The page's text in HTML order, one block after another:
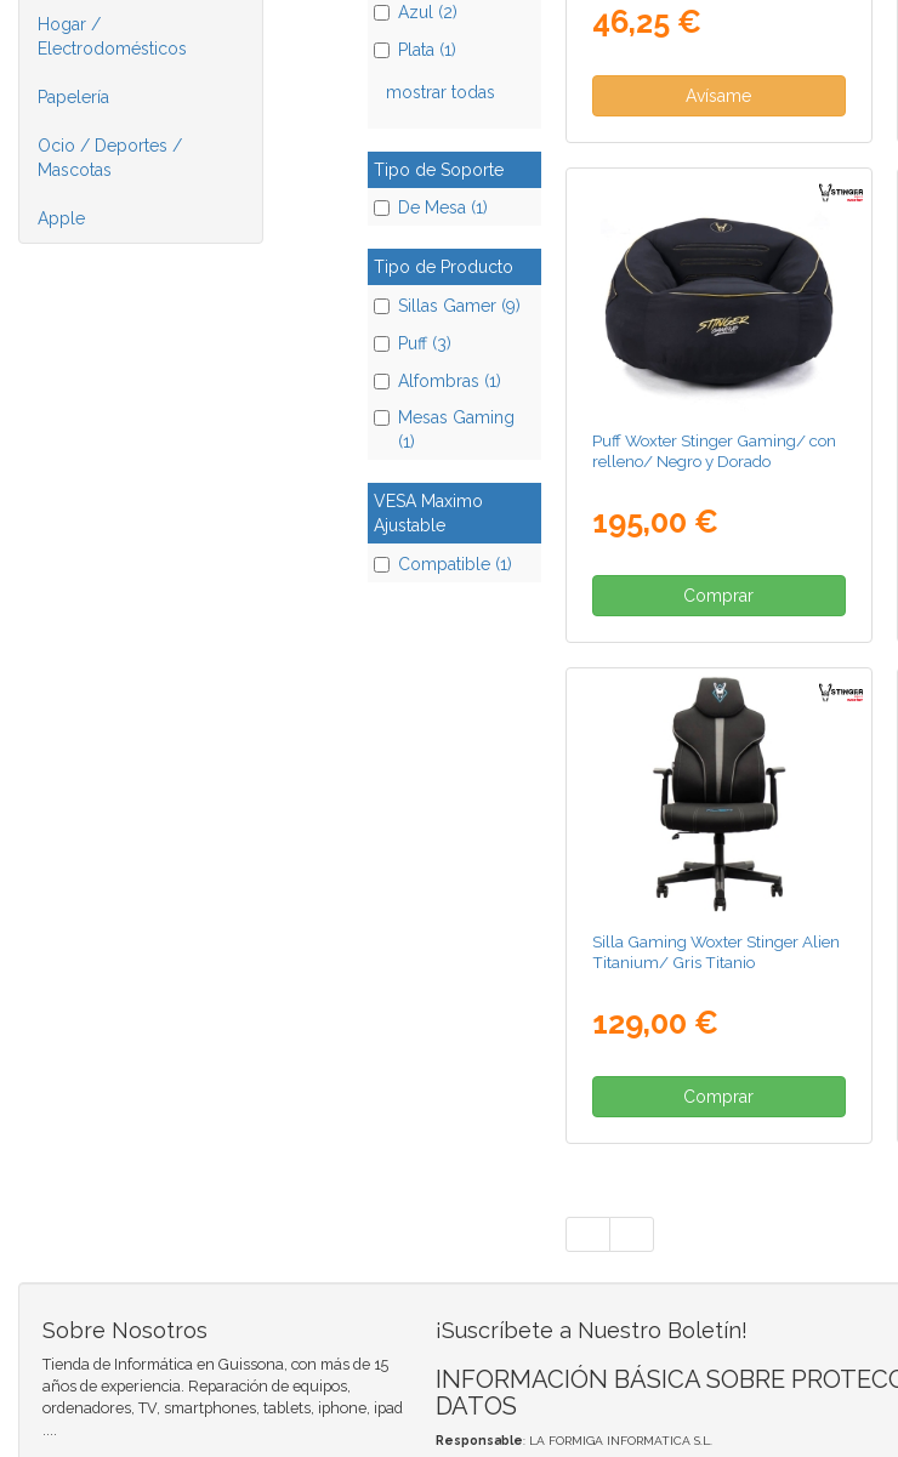
Hogar /
Electrodomésticos
Papelería
Ocio / Deportes /
Mascotas
Apple
Azul (2)
Plata (1)
mostrar todas
Tipo de Soporte
De Mesa (1)
Tipo de Producto
Sillas Gamer (9)
Puff (3)
Alfombras (1)
Mesas Gaming
(1)
VESA Maximo
Ajustable
Compatible (1)
46,25 €
Avísame
Puff Woxter Stinger Gaming/ con
relleno/ Negro y Dorado
195,00 €
Comprar
Silla Gaming Woxter Stinger Alien
Titanium/ Gris Titanio
129,00 €
Comprar
Sobre Nosotros
Tienda de Informática en Guissona, con más de 15
años de experiencia. Reparación de equipos,
ordenadores, TV, smartphones, tablets, iphone, ipad
¡Suscríbete a Nuestro Boletín!
INFORMACIÓN BÁSICA SOBRE
DATOS
Responsable: LA FORMIGA INFORMATICA S.L.